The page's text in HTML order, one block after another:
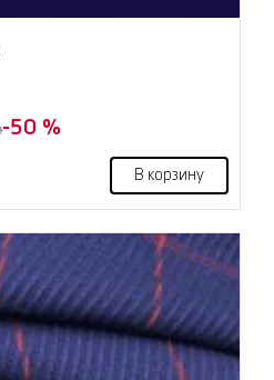
-50 %
В корзину